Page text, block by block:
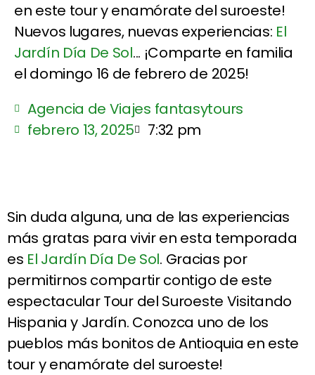
en este tour y enamórate del suroeste!
Nuevos lugares, nuevas experiencias: El
Jardín Día De Sol... ¡Comparte en familia
el domingo 16 de febrero de 2025!
Agencia de Viajes fantasytours
febrero 13, 2025
7:32 pm
Sin duda alguna, una de las experiencias
más gratas para vivir en esta temporada
es El Jardín Día De Sol. Gracias por
permitirnos compartir contigo de este
espectacular Tour del Suroeste Visitando
Hispania y Jardín. Conozca uno de los
pueblos más bonitos de Antioquia en este
tour y enamórate del suroeste!